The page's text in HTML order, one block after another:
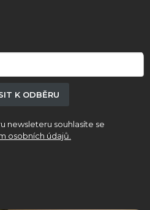
K ODBĚRU
newsleteru souhlasíte se
osobních údajů.